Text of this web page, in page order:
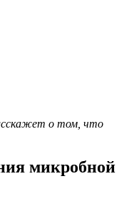
о том, что
микробной